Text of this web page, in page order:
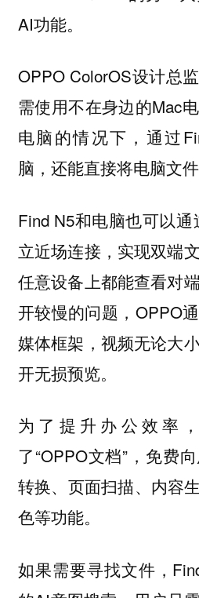
AI功能。
OPPO ColorOS设计总
需使用不在身边的Mac
电脑的情况下，通过
脑，还能直接将电脑文
Find N5和电脑也可以
立近场连接，实现双端
任意设备上都能查看对
开较慢的问题，OPPO
媒体框架，视频无论大
开无损预览。
为了提升办公效率
了“OPPO文档”，免费
转换、页面扫描、内容
色等功能。
如果需要寻找文件，